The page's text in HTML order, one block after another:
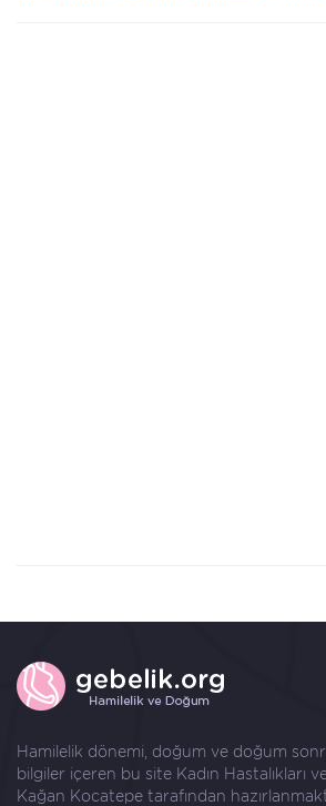
Hamilelik dönemi, doğum ve doğum
bilgiler içeren bu site Kadın Hastalıkları
Kağan Kocatepe tarafından